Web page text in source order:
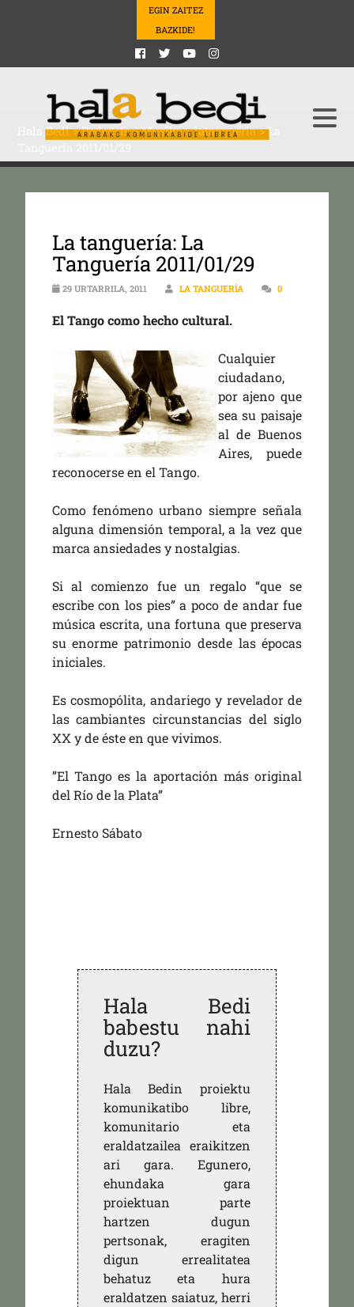
EGIN ZAITEZ
BAZKIDE!
Hala Bedi>Podcasts>Musika>latangueria>La
La tanguería: La
Tanguería 2011/01/29
29 URTARRILA, 2011 LA TANGUERÍA 0
El Tango como hecho cultural.
Cualquier
ciudadano,
por ajeno que
sea su paisaje
al de Buenos
Aires, puede
reconocerse en el Tango.
Como fenómeno urbano siempre señala
alguna dimensión temporal, a la vez que
marca ansiedades y nostalgias.
Si al comienzo fue un regalo “que se
escribe con los pies” a poco de andar fue
música escrita, una fortuna que preserva
su enorme patrimonio desde las épocas
iniciales.
Es cosmopólita, andariego y revelador de
las cambiantes circunstancias del siglo
XX y de éste en que vivimos.
”El Tango es la aportación más original
del Río de la Plata”
Ernesto Sábato
Hala Bedi
babestu nahi
duzu?
Hala Bedin proiektu
komunikatibo libre,
komunitario eta
eraldatzailea eraikitzen
ari gara. Egunero,
ehundaka gara
proiektuan parte
hartzen dugun
pertsonak, eragiten
digun errealitatea
behatuz eta hura
eraldatzen saiatuz, herri